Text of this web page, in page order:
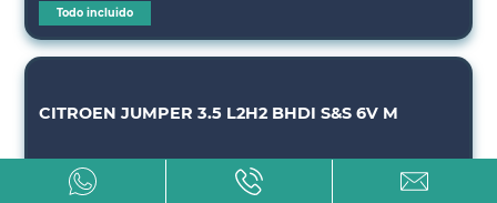
Todo incluido
CITROEN JUMPER 3.5 L2H2 BHDI S&S 6V M
Diésel